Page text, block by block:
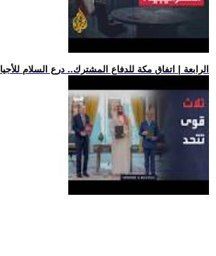
.. الرابعة | اتفاق مكة للدفاع المشترك.. درع السلام